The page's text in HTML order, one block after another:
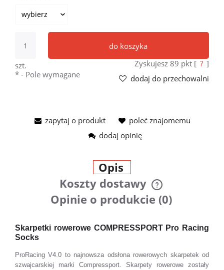
szt.
do koszyka
Zyskujesz 89 pkt [ ? ]
dodaj do przechowalni
* - Pole wymagane
zapytaj o produkt
poleć znajomemu
dodaj opinię
Opis
Koszty dostawy
Cena nie zawiera ewentualnych
kosztów płatności
Opinie o produkcie (0)
Skarpetki rowerowe COMPRESSPORT Pro Racing
Socks
ProRacing V4.0 to najnowsza odsłona rowerowych skarpetek od
szwajcarskiej marki Compressport. Skarpety rowerowe zostały